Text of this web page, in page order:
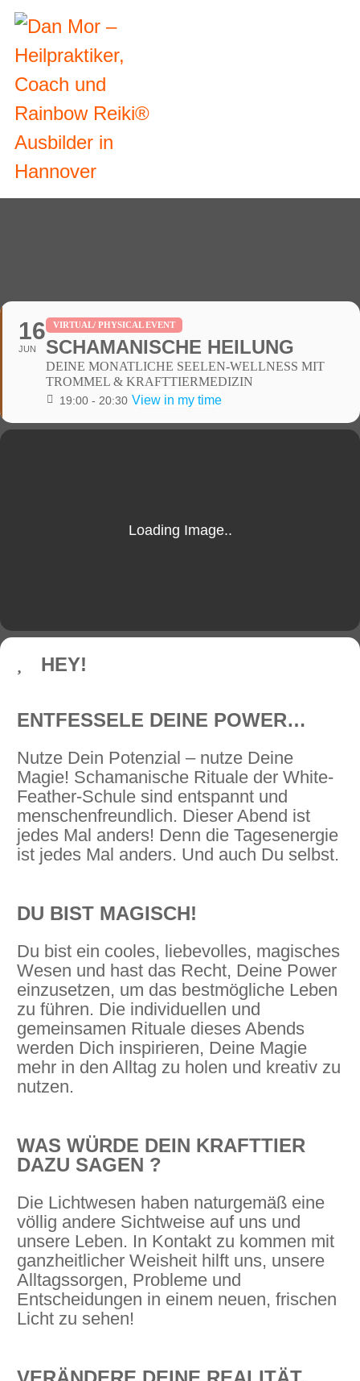
16
JUN
VIRTUAL/ PHYSICAL EVENT
SCHAMANISCHE HEILUNG
DEINE MONATLICHE SEELEN-WELLNESS MIT
TROMMEL & KRAFTTIERMEDIZIN
19:00 - 20:30 View in my time
HEY!
ENTFESSELE DEINE POWER…
Nutze Dein Potenzial – nutze Deine
Magie! Schamanische Rituale der White-
Feather-Schule sind entspannt und
menschenfreundlich. Dieser Abend ist
jedes Mal anders! Denn die Tagesenergie
ist jedes Mal anders. Und auch Du selbst.
DU BIST MAGISCH!
Du bist ein cooles, liebevolles, magisches
Wesen und hast das Recht, Deine Power
einzusetzen, um das bestmögliche Leben
zu führen. Die individuellen und
gemeinsamen Rituale dieses Abends
werden Dich inspirieren, Deine Magie
mehr in den Alltag zu holen und kreativ zu
nutzen.
WAS WÜRDE DEIN KRAFTTIER
DAZU SAGEN ?
Die Lichtwesen haben naturgemäß eine
völlig andere Sichtweise auf uns und
unsere Leben. In Kontakt zu kommen mit
ganzheitlicher Weisheit hilft uns, unsere
Alltagssorgen, Probleme und
Entscheidungen in einem neuen, frischen
Licht zu sehen!